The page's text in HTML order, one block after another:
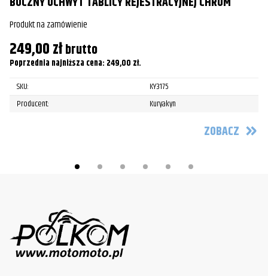
Produkt na zamówienie
249,00złbrutto
Poprzednia najniższa cena: 249,00 zł.
SKU:
KY3175
Producent:
Kuryakyn
ZOBACZ